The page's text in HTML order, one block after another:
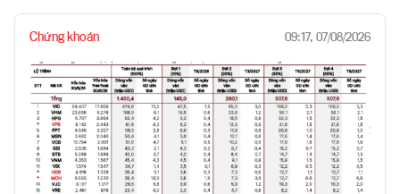
Chứng khoán 09:17, 07/08/2026